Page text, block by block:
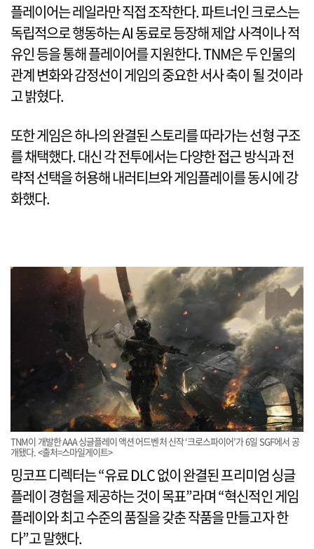
플레이어는 레일라만 직접 조작한다. 파트너인 크로스는
독립적으로 행동하는 AI 동료로 등장해 제압 사격이나 적
유인 등을 통해 플레이어를 지원한다. TNM은 두 인물의
관계 변화와 감정선이 게임의 중요한 서사 축이 될 것이라
고 밝혔다.
또한 게임은 하나의 완결된 스토리를 따라가는 선형 구조
를 채택했다. 대신 각 전투에서는 다양한 접근 방식과 전
략적 선택을 허용해 내러티브와 게임플레이를 동시에 강
화했다.
TNM이 개발한 AAA 싱글플레이 액션 어드벤처 신작 ‘크로스파이어’가 6일 SGF에서 공
개됐다. <출처=스마일게이트>
밍코프 디렉터는 “유료 DLC 없이 완결된 프리미엄 싱글
플레이 경험을 제공하는 것이 목표”라며 “혁신적인 게임
플레이와 최고 수준의 품질을 갖춘 작품을 만들고자 한
다”고 말했다.